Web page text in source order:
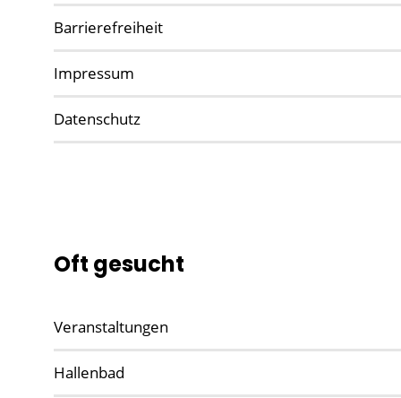
Barrierefreiheit
Impressum
Datenschutz
Oft gesucht
Veranstaltungen
Hallenbad